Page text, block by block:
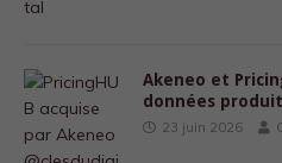
Akeneo et
données
23 juin 2026